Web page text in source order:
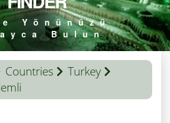
Yönünüzü
Bulun
Countries
Turkey